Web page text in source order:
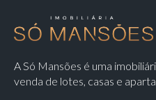
A Só Mansões é uma
venda de lotes, casas e